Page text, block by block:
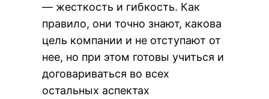
— жесткость и гибкость. Как
правило, они точно знают, какова
цель компании и не отступают от
нее, но при этом готовы учиться и
договариваться во всех
остальных аспектах